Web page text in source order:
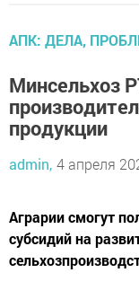
АПК: ДЕЛА,
Минсельхоз
продукции
admin, 4 апреля
Аграрии смогут
субсидий на